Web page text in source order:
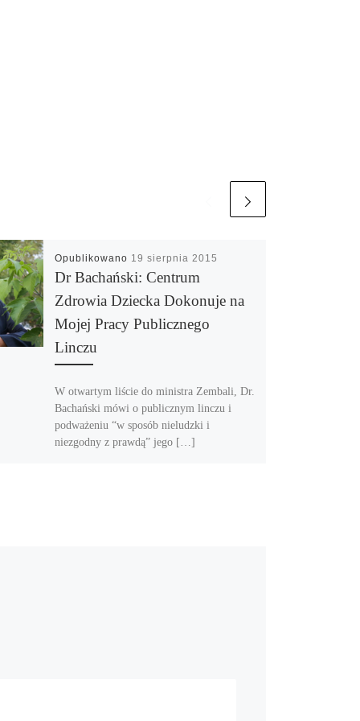
Opublikowano 19 sierpnia 2015
Dr Bachański: Centrum
Zdrowia Dziecka Dokonuje na
Mojej Pracy Publicznego
Linczu
W otwartym liście do ministra Zembali, Dr.
Bachański mówi o publicznym linczu i
podważeniu “w sposób nieludzki i
niezgodny z prawdą” jego […]